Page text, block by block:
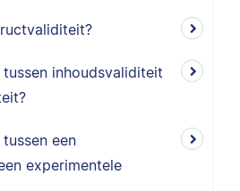
inhoudsvaliditeit
een
experimentele